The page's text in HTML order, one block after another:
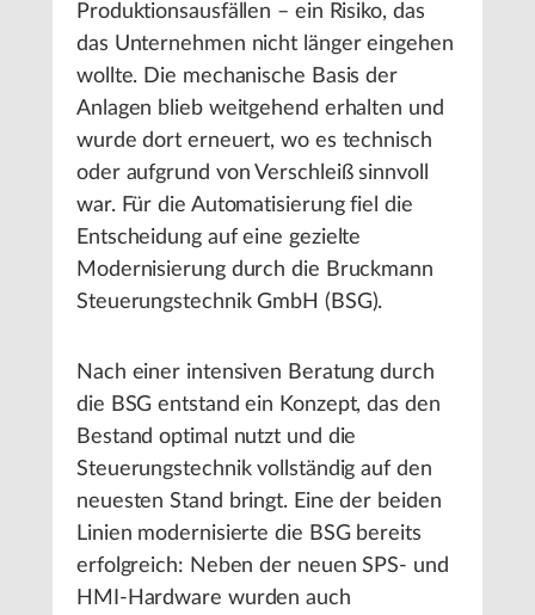
Produktionsausfällen – ein Risiko, das
das Unternehmen nicht länger eingehen
wollte. Die mechanische Basis der
Anlagen blieb weitgehend erhalten und
wurde dort erneuert, wo es technisch
oder aufgrund von Verschleiß sinnvoll
war. Für die Automatisierung fiel die
Entscheidung auf eine gezielte
Modernisierung durch die Bruckmann
Steuerungstechnik GmbH (BSG).
Nach einer intensiven Beratung durch
die BSG entstand ein Konzept, das den
Bestand optimal nutzt und die
Steuerungstechnik vollständig auf den
neuesten Stand bringt. Eine der beiden
Linien modernisierte die BSG bereits
erfolgreich: Neben der neuen SPS- und
HMI-Hardware wurden auch